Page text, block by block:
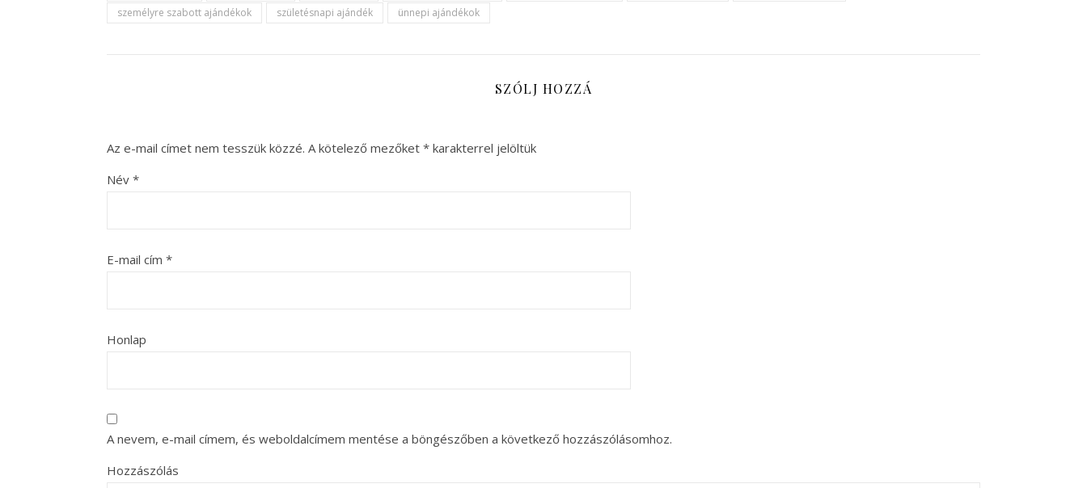
személyre szabott ajándékok
születésnapi ajándék ünnepi ajándékok
SZÓLJ HOZZÁ
Az e-mail címet nem tesszük közzé. A kötelező mezőket * karakterrel jelöltük
Név *
E-mail cím *
Honlap
A nevem, e-mail címem, és weboldalcímem mentése a böngészőben a következő hozzászólásomhoz.
Hozzászólás